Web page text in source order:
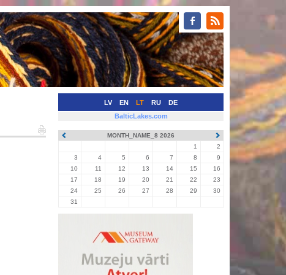
LV EN LT RU DE
BalticLakes.com
MONTH_NAME_8 2026
1
2
3
4 5 6 7 8
9
10
11 12 13 14 15
16
17
18 19 20 21 22
23
24
25 26 27 28 29
30
31